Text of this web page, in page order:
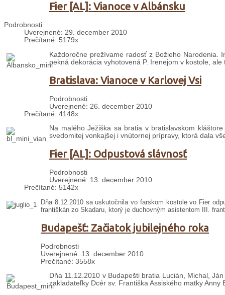
Fier [AL]: Vianoce v Albánsku
Podrobnosti
Uverejnené: 29. december 2010
Prečítané: 5179x
Každoročne prežívame radosť z Božieho
pekná dekorácia vyhotovená P. Irenejom v kostole,
Bratislava: Vianoce v Karlovej Vsi
Podrobnosti
Uverejnené: 26. december 2010
Prečítané: 4148x
Na malého Ježiška sa bratia v bratislavskom
svedomitej vonkajšej i vnútornej prípravy, ktorá dala
Fier [AL]: Odpustová slávnosť
Podrobnosti
Uverejnené: 13. december 2010
Prečítané: 5142x
Dňa 8.12.2010 sa uskutočnila vo farskom kostole vo Fier
františkán zo Skadaru, ktorý je duchovným asistentom III.
Budapešť: Začiatok jubilejného roka
Podrobnosti
Uverejnené: 13. december 2010
Prečítané: 3558x
Dňa 11.12.2010 v Budapešti bratia Lucián, Michal,
zakladateľky Dcér sv. Františka Assiského matky Anny